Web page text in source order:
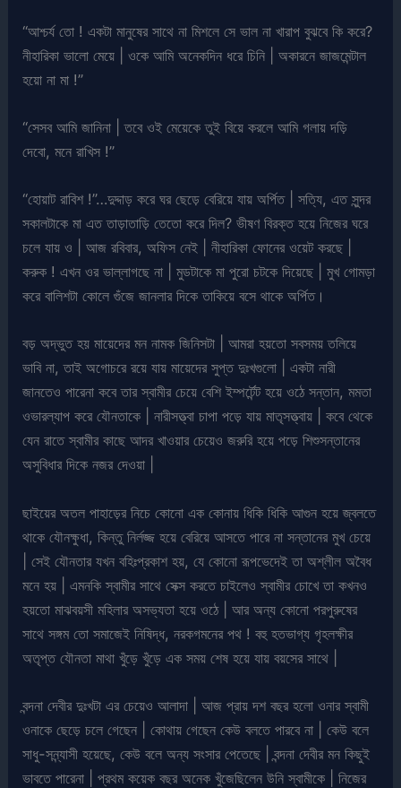
“আশ্চর্য তো ! একটা মানুষের সাথে না মিশলে সে ভাল না খারাপ বুঝবে কি করে?
নীহারিকা ভালো মেয়ে | ওকে আমি অনেকদিন ধরে চিনি | অকারনে জাজমেন্টাল
হয়ো না মা !”
“সেসব আমি জানিনা | তবে ওই মেয়েকে তুই বিয়ে করলে আমি গলায় দড়ি
দেবো, মনে রাখিস !”
“হোয়াট রাবিশ !”…দুদ্দাড় করে ঘর ছেড়ে বেরিয়ে যায় অর্পিত | সত্যি, এত সুন্দর
সকালটাকে মা এত তাড়াতাড়ি তেতো করে দিল? ভীষণ বিরক্ত হয়ে নিজের ঘরে
চলে যায় ও | আজ রবিবার, অফিস নেই | নীহারিকা ফোনের ওয়েট করছে |
করুক ! এখন ওর ভাল্লাগছে না | মুডটাকে মা পুরো চটকে দিয়েছে | মুখ গোমড়া
করে বালিশটা কোলে গুঁজে জানলার দিকে তাকিয়ে বসে থাকে অর্পিত।
বড় অদ্ভুত হয় মায়েদের মন নামক জিনিসটা | আমরা হয়তো সবসময় তলিয়ে
ভাবি না, তাই অগোচরে রয়ে যায় মায়েদের সুপ্ত দুঃখগুলো | একটা নারী
জানতেও পারেনা কবে তার স্বামীর চেয়ে বেশি ইম্পর্টেন্ট হয়ে ওঠে সন্তান, মমতা
ওভারল্যাপ করে যৌনতাকে | নারীসত্ত্বা চাপা পড়ে যায় মাতৃসত্ত্বায় | কবে থেকে
যেন রাতে স্বামীর কাছে আদর খাওয়ার চেয়েও জরুরি হয়ে পড়ে শিশুসন্তানের
অসুবিধার দিকে নজর দেওয়া |
ছাইয়ের অতল পাহাড়ের নিচে কোনো এক কোনায় ধিকি ধিকি আগুন হয়ে জ্বলতে
থাকে যৌনক্ষুধা, কিন্তু নির্লজ্জ হয়ে বেরিয়ে আসতে পারে না সন্তানের মুখ চেয়ে
| সেই যৌনতার যখন বহিঃপ্রকাশ হয়, যে কোনো রূপভেদেই তা অশ্লীল অবৈধ
মনে হয় | এমনকি স্বামীর সাথে সেক্স করতে চাইলেও স্বামীর চোখে তা কখনও
হয়তো মাঝবয়সী মহিলার অসভ্যতা হয়ে ওঠে | আর অন্য কোনো পরপুরুষের
সাথে সঙ্গম তো সমাজেই নিষিদ্ধ, নরকগমনের পথ ! বহু হতভাগ্য গৃহলক্ষীর
অতৃপ্ত যৌনতা মাথা খুঁড়ে খুঁড়ে এক সময় শেষ হয়ে যায় বয়সের সাথে |
বন্দনা দেবীর দুঃখটা এর চেয়েও আলাদা | আজ প্রায় দশ বছর হলো ওনার স্বামী
ওনাকে ছেড়ে চলে গেছেন | কোথায় গেছেন কেউ বলতে পারবে না | কেউ বলে
সাধু-সন্ন্যাসী হয়েছে, কেউ বলে অন্য সংসার পেতেছে | বন্দনা দেবীর মন কিছুই
ভাবতে পারেনা | প্রথম কয়েক বছর অনেক খুঁজেছিলেন উনি স্বামীকে | নিজের